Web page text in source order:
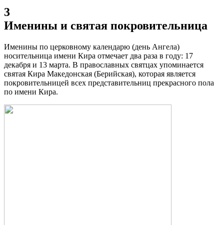
3
Именины и святая покровительница
Именины по церковному календарю (день Ангела)
носительница имени Кира отмечает два раза в году: 17
декабря и 13 марта. В православных святцах упоминается
святая Кира Македонская (Берийская), которая является
покровительницей всех представительниц прекрасного пола
по имени Кира.